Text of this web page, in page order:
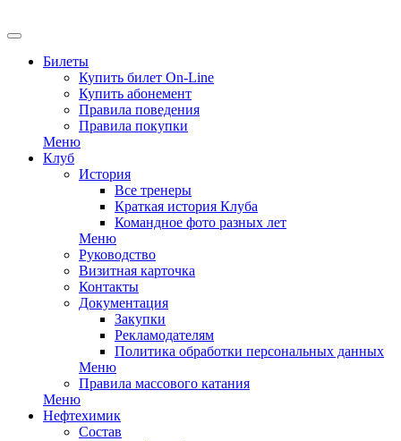
Билеты
Купить билет On-Line
Купить абонемент
Правила поведения
Правила покупки
Меню
Клуб
История
Все тренеры
Краткая история Клуба
Командное фото разных лет
Меню
Руководство
Визитная карточка
Контакты
Документация
Закупки
Рекламодателям
Политика обработки персональных данных
Меню
Правила массового катания
Меню
Нефтехимик
Состав